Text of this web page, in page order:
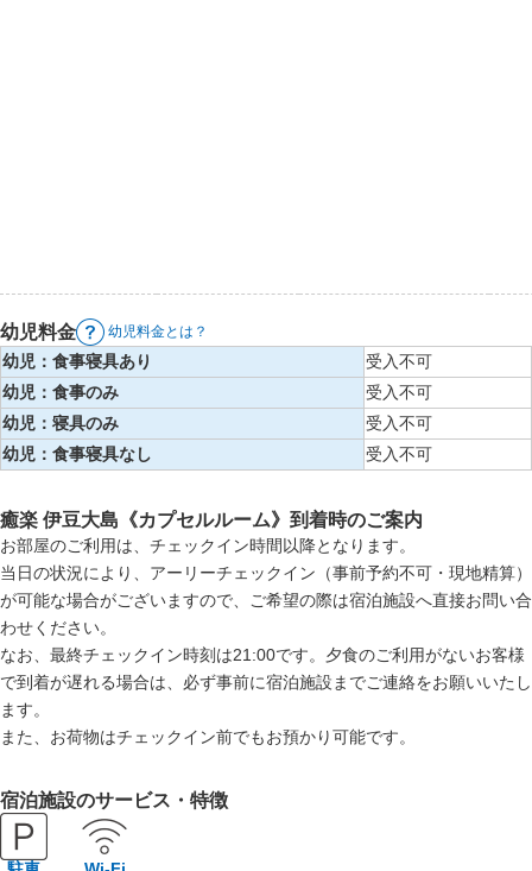
幼児料金 幼児料金とは？
幼児：食事寝具あり
受入不可
幼児：食事のみ
受入不可
幼児：寝具のみ
受入不可
幼児：食事寝具なし
受入不可
癒楽 伊豆大島《カプセルルーム》到着時のご案内
お部屋のご利用は、チェックイン時間以降となります。
当日の状況により、アーリーチェックイン（事前予約不可・現地精算）
が可能な場合がございますので、ご希望の際は宿泊施設へ直接お問い合
わせください。
なお、最終チェックイン時刻は21:00です。夕食のご利用がないお客様
で到着が遅れる場合は、必ず事前に宿泊施設までご連絡をお願いいたし
ます。
また、お荷物はチェックイン前でもお預かり可能です。
宿泊施設のサービス・特徴